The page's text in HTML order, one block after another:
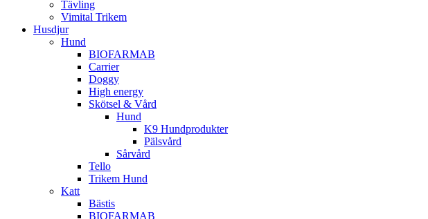
Tävling
Vimital Trikem
Husdjur
Hund
BIOFARMAB
Carrier
Doggy
High energy
Skötsel & Vård
Hund
K9 Hundprodukter
Pälsvård
Sårvård
Tello
Trikem Hund
Katt
Bästis
BIOFARMAB